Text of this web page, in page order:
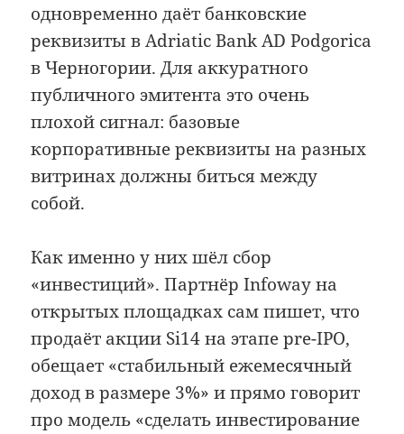
одновременно даёт банковские
реквизиты в Adriatic Bank AD Podgorica
в Черногории. Для аккуратного
публичного эмитента это очень
плохой сигнал: базовые
корпоративные реквизиты на разных
витринах должны биться между
собой.
Как именно у них шёл сбор
«инвестиций». Партнёр Infoway на
открытых площадках сам пишет, что
продаёт акции Si14 на этапе pre-IPO,
обещает «стабильный ежемесячный
доход в размере 3%» и прямо говорит
про модель «сделать инвестирование